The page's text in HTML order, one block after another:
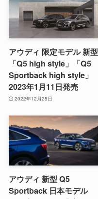
アウディ 限定モデル 新型
「Q5 high style」「Q5
Sportback high style」
2023年1月11日発売
2022年12月25日
アウディ 新型 Q5
Sportback 日本モデル